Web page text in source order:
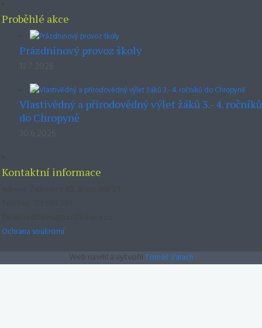
Proběhlé akce
Prázdninový provoz školy
13.7.2026
Vlastivědný a přírodovědný výlet žáků 3.- 4. ročníků
do Chropyně
30.6.2026
Kontaktní informace
Ochrana soukromí
Web navrhl a vytvořilTomáš Valach